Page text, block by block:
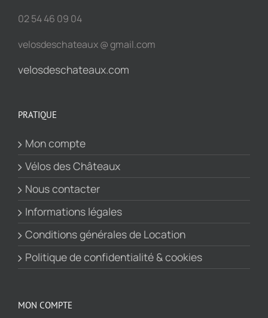
02 54 46 09 04
velosdeschateaux @ gmail.com
velosdeschateaux.com
PRATIQUE
Mon compte
Vélos des Châteaux
Nous contacter
Informations légales
Conditions générales de Location
Politique de confidentialité & cookies
MON COMPTE